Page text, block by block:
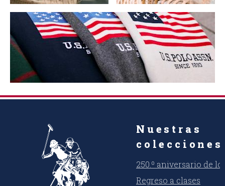
Nuestras
colecciones
250.º aniversario de
Regreso a clases